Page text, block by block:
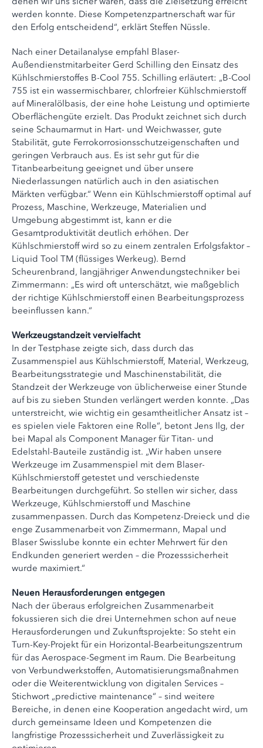
werden konnte. Diese Kompetenzpartnerschaft war für
den Erfolg entscheidend“, erklärt Steffen Nüssle.
Nach einer Detailanalyse empfahl Blaser-
Außendienstmitarbeiter Gerd Schilling den Einsatz des
Kühlschmierstoffes B-Cool 755. Schilling erläutert: „B-Cool
755 ist ein wassermischbarer, chlorfreier Kühlschmierstoff
auf Mineralölbasis, der eine hohe Leistung und optimierte
Oberflächengüte erzielt. Das Produkt zeichnet sich durch
seine Schaumarmut in Hart- und Weichwasser, gute
Stabilität, gute Ferrokorrosionsschutzeigenschaften und
geringen Verbrauch aus. Es ist sehr gut für die
Titanbearbeitung geeignet und über unsere
Niederlassungen natürlich auch in den asiatischen
Märkten verfügbar.“ Wenn ein Kühlschmierstoff optimal auf
Prozess, Maschine, Werkzeuge, Materialien und
Umgebung abgestimmt ist, kann er die
Gesamtproduktivität deutlich erhöhen. Der
Kühlschmierstoff wird so zu einem zentralen Erfolgsfaktor –
Liquid Tool TM (flüssiges Werkeug). Bernd
Scheurenbrand, langjähriger Anwendungstechniker bei
Zimmermann: „Es wird oft unterschätzt, wie maßgeblich
der richtige Kühlschmierstoff einen Bearbeitungsprozess
beeinflussen kann.“
Werkzeugstandzeit vervielfacht
In der Testphase zeigte sich, dass durch das
Zusammenspiel aus Kühlschmierstoff, Material, Werkzeug,
Bearbeitungsstrategie und Maschinenstabilität, die
Standzeit der Werkzeuge von üblicherweise einer Stunde
auf bis zu sieben Stunden verlängert werden konnte. „Das
unterstreicht, wie wichtig ein gesamtheitlicher Ansatz ist –
es spielen viele Faktoren eine Rolle“, betont Jens Ilg, der
bei Mapal als Component Manager für Titan- und
Edelstahl-Bauteile zuständig ist. „Wir haben unsere
Werkzeuge im Zusammenspiel mit dem Blaser-
Kühlschmierstoff getestet und verschiedenste
Bearbeitungen durchgeführt. So stellen wir sicher, dass
Werkzeuge, Kühlschmierstoff und Maschine
zusammenpassen. Durch das Kompetenz-Dreieck und die
enge Zusammenarbeit von Zimmermann, Mapal und
Blaser Swisslube konnte ein echter Mehrwert für den
Endkunden generiert werden – die Prozesssicherheit
wurde maximiert.“
Neuen Herausforderungen entgegen
Nach der überaus erfolgreichen Zusammenarbeit
fokussieren sich die drei Unternehmen schon auf neue
Herausforderungen und Zukunftsprojekte: So steht ein
Turn-Key-Projekt für ein Horizontal-Bearbeitungszentrum
für das Aerospace-Segment im Raum. Die Bearbeitung
von Verbundwerkstoffen, Automatisierungsmaßnahmen
oder die Weiterentwicklung von digitalen Services –
Stichwort „predictive maintenance“ – sind weitere
Bereiche, in denen eine Kooperation angedacht wird, um
durch gemeinsame Ideen und Kompetenzen die
langfristige Prozesssicherheit und Zuverlässigkeit zu